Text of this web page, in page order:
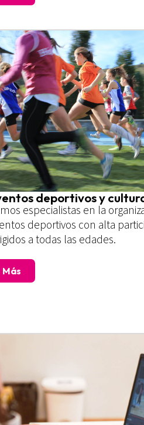
deportivos y
especialistas en la
deportivos con alta
a todas las edades.
Más